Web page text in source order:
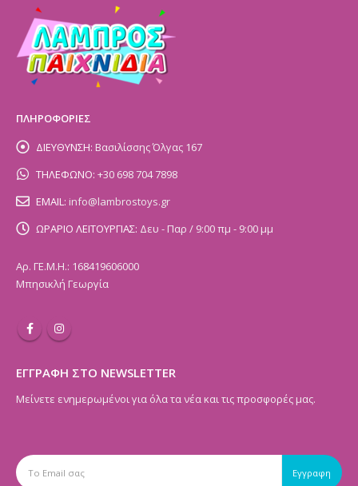
ΠΛΗΡΟΦΟΡΙΕΣ
ΔΙΕΥΘΥΝΣΗ: Βασιλίσσης Όλγας 167
ΤΗΛΕΦΩΝΟ: +30 698 704 7898
EMAIL: info@lambrostoys.gr
ΩΡΑΡΙΟ ΛΕΙΤΟΥΡΓΙΑΣ: Δευ - Παρ / 9:00 πμ - 9:00 μμ
Αρ. ΓΕ.Μ.Η.: 168419606000
Μπησικλή Γεωργία
ΕΓΓΡΑΦΗ ΣΤΟ NEWSLETTER
Μείνετε ενημερωμένοι για όλα τα νέα και τις προσφορές μας.